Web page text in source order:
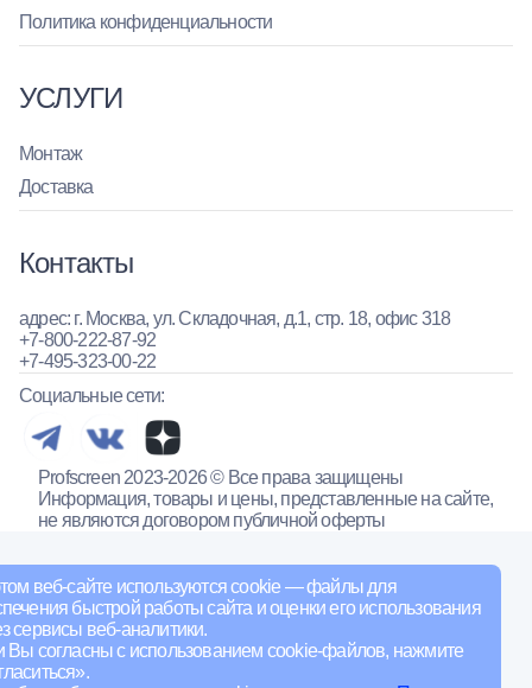
веб-сайте используются cookie — файлы для
быстрой работы сайта и оценки его использования
сервисы веб-аналитики.
Вы согласны с использованием cookie-файлов, нажмите
Политика конфиденциальности
УСЛУГИ
Монтаж
Доставка
Контакты
адрес: г. Москва, ул. Складочная, д.1, стр. 18, офис 318
+7-800-222-87-92
+7-495-323-00-22
Социальные сети:
Profscreen 2023-2026 © Все права защищены
Информация, товары и цены, представленные на сайте,
не являются договором публичной оферты